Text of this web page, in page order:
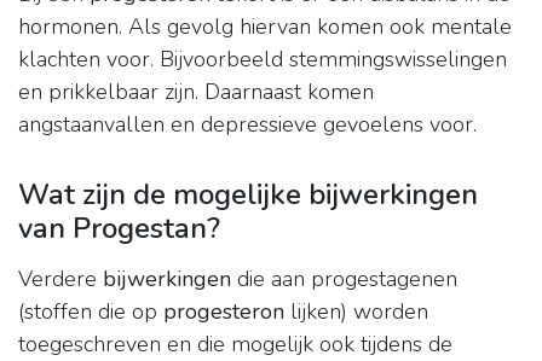
hormonen. Als gevolg hiervan komen ook mentale
klachten voor. Bijvoorbeeld stemmingswisselingen
en prikkelbaar zijn. Daarnaast komen
angstaanvallen en depressieve gevoelens voor.
Wat zijn de mogelijke bijwerkingen
van Progestan?
Verdere bijwerkingen die aan progestagenen
(stoffen die op progesteron lijken) worden
toegeschreven en die mogelijk ook tijdens de